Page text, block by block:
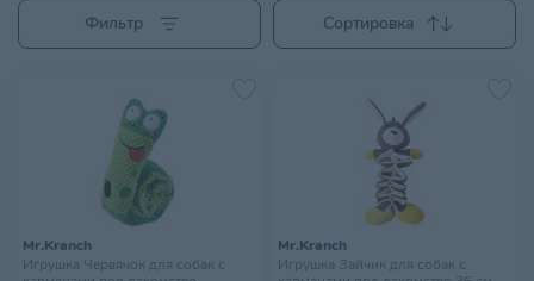
Фильтр Сортировка
Mr.Kranch
Игрушка Червячок для собак с
Mr.Kranch
Игрушка Зайчик для собак с